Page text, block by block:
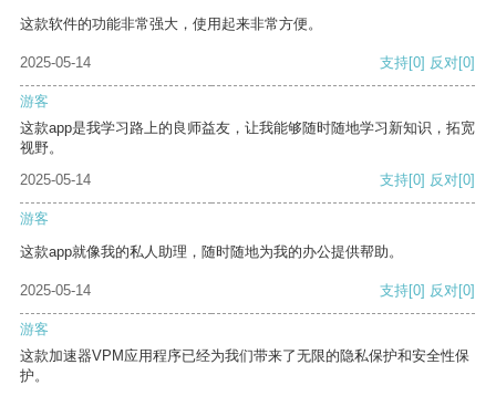
这款软件的功能非常强大，使用起来非常方便。
2025-05-14 支持[0] 反对[0]
游客
这款app是我学习路上的良师益友，让我能够随时随地学习新知识，拓宽
视野。
2025-05-14
支持[0] 反对[0]
游客
这款app就像我的私人助理，随时随地为我的办公提供帮助。
2025-05-14 支持[0] 反对[0]
游客
这款加速器VPM应用程序已经为我们带来了无限的隐私保护和安全性保
护。